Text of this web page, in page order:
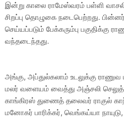
இன்று காலை ராமேஸ்வரம் பள்ளி
சிறப்பு தொழுகை நடைபெற்றது.
செய்யப்படும் பேக்கரும்பு பகுதிக்கு
வந்தடைந்தது.
அங்கு, அப்துல்கலாம் உடலுக்கு ராணுவ
மலர் வளையம் வைத்து அஞ்சலி
காங்கிரஸ் துணைத் தலைவர் ராகுல்
மனோகர் பாரிக்கர், வெங்கய்யா நாயுடு,